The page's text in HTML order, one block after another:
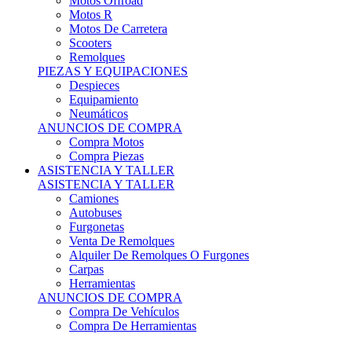
Motos R
Motos De Carretera
Scooters
Remolques
PIEZAS Y EQUIPACIONES
Despieces
Equipamiento
Neumáticos
ANUNCIOS DE COMPRA
Compra Motos
Compra Piezas
ASISTENCIA Y TALLER
ASISTENCIA Y TALLER
Camiones
Autobuses
Furgonetas
Venta De Remolques
Alquiler De Remolques O Furgones
Carpas
Herramientas
ANUNCIOS DE COMPRA
Compra De Vehículos
Compra De Herramientas